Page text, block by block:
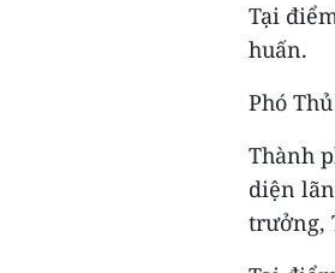
Tại
huấn.
Phó
Thành
diện
trưởng,